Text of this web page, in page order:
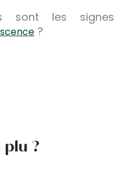
sont les signes
?
?